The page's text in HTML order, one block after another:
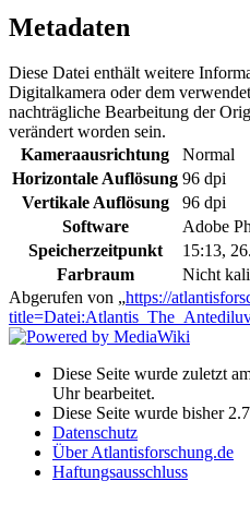
Metadaten
Diese Datei enthält weitere
Digitalkamera oder dem
nachträgliche Bearbeitung der
verändert worden sein.
Kameraausrichtung
Normal
Horizontale Auflösung 96 dpi
Vertikale Auflösung
96 dpi
Software
Adobe
Speicherzeitpunkt
15:13,
Farbraum
Nicht
Abgerufen von „https://
Diese Seite wurde zuletzt
Uhr bearbeitet.
Diese Seite wurde bisher
Datenschutz
Über Atlantisforschung.de
Haftungsausschluss